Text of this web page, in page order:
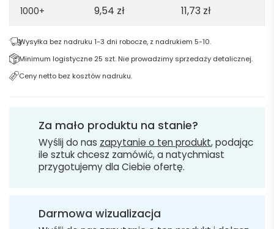
1000+ 9,54 zł 11,73 zł
Wysyłka bez nadruku 1-3 dni robocze, z nadrukiem 5-10.
Minimum logistyczne 25 szt. Nie prowadzimy sprzedaży detalicznej.
Ceny netto bez kosztów nadruku.
Za mało produktu na stanie?
Wyślij do nas zapytanie o ten produkt, podając
ile sztuk chcesz zamówić, a natychmiast
przygotujemy dla Ciebie ofertę.
Darmowa wizualizacja